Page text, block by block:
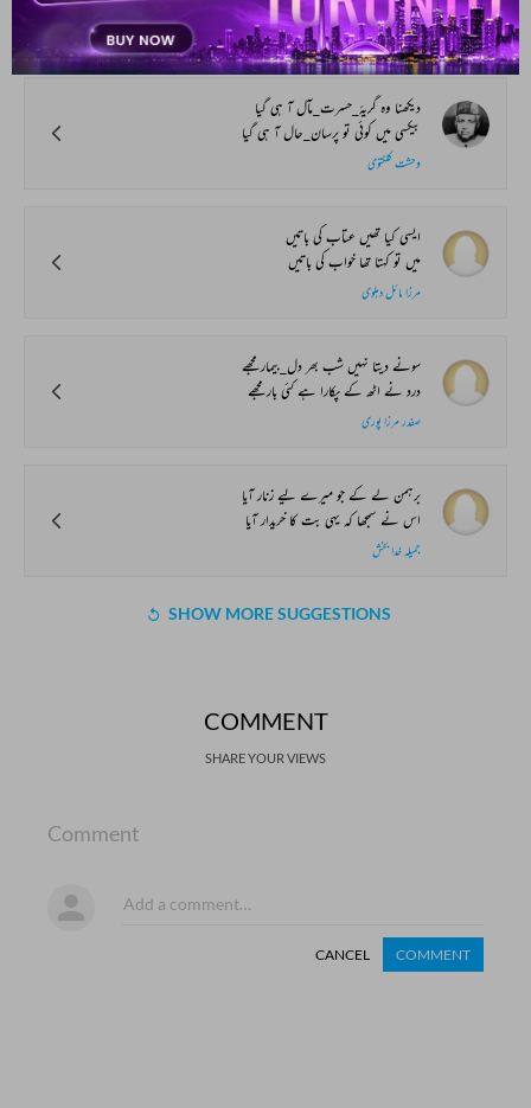
فہیم گورکھپوری
دیکھنا وہ گریۂ_حسرت_مآل آ ہی گیا
بیکسی میں کوئی تو پرسان_حال آ ہی گیا
وحشت کلکتوی
ایسی کیا تھیں عتاب کی باتیں
میں تو کہتا تھا خواب کی باتیں
مرزا مائل دہلوی
سونے دیتا نہیں شب بھر دل_بیمار مجھے
درد نے اٹھ کے پکارا ہے کئی بار مجھے
صفدر مرزا پوری
برہمن لے کے جو میرے لیے زنار آیا
اس نے سمجھا کہ یہی بت کا خریدار آیا
جمیلہ خدا بخش
SHOW MORE SUGGESTIONS
COMMENT
SHARE YOUR VIEWS
Comment
CANCEL COMMENT